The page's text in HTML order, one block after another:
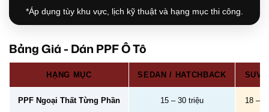
*Áp dụng tùy khu vực, lịch kỹ thuật và hạng mục thi công.
Bảng Giá - Dán PPF Ô Tô
HẠNG MỤC SEDAN / HATCHBACK SUV
PPF Ngoại Thất Từng Phần 15 – 30 triệu 18 –